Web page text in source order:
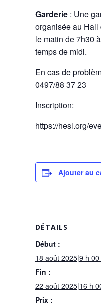
Garderie : Une
organisée au
le matin de 7h30
temps de midi.
En cas de
0497/88 37 23
Inscription:
https://hesl.org/
Ajouter au
DÉTAILS
Début :
18 août 2025|9 h 00
Fin :
22 août 2025|16 h
Prix :